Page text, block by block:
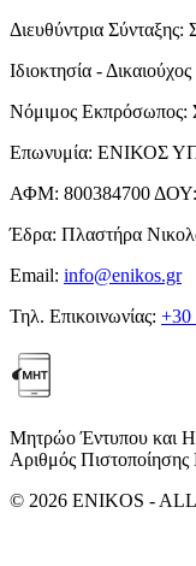
Διευθύντρια Σύνταξης:
Ιδιοκτησία -
Νόμιμος Εκπρόσωπος:
Επωνυμία: ΕΝΙΚΟΣ
ΑΦΜ: 800384700 ΔΟΥ:
Έδρα: Πλαστήρα
Email: info@enikos.gr
Τηλ. Επικοινωνίας: +30
Μητρώο Έντυπου και
Αριθμός
© 2026 ENIKOS -